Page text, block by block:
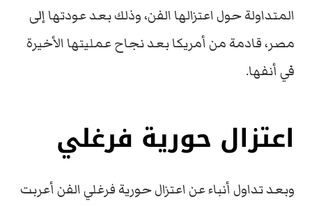
المتداولة حول اعتزالها الفن، وذلك بعد عودتها إلى
مصر، قادمة من أمريكا بعد نجاح عمليتها الأخيرة
في أنفها.
اعتزال حورية فرغلي
وبعد تداول أنباء عن اعتزال حورية فرغلي الفن أعربت